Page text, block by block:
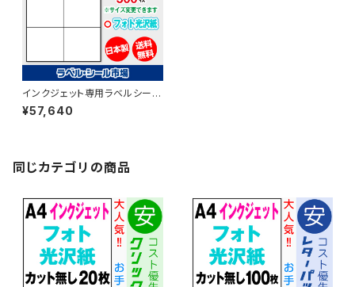
インクジェット専用ラベルシール
フォト光沢紙A4-6面 500枚 T
2Y3iC【日本製】
¥57,640
同じカテゴリの商品